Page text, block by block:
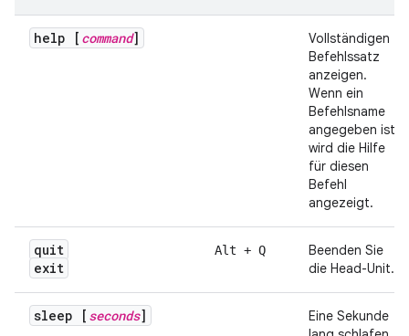
help [ command]
Vollständigen
Befehlssatz
anzeigen.
Wenn ein
Befehlsname
angegeben ist,
wird die Hilfe
für diesen
Befehl
angezeigt.
quit
exit
Alt + Q
Beenden Sie
die Head-Unit.
sleep [ seconds]
Eine Sekunde